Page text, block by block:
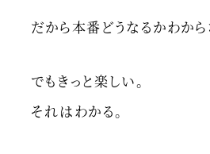
だから本番どうなるかわから
でもきっと楽しい。
それはわかる。